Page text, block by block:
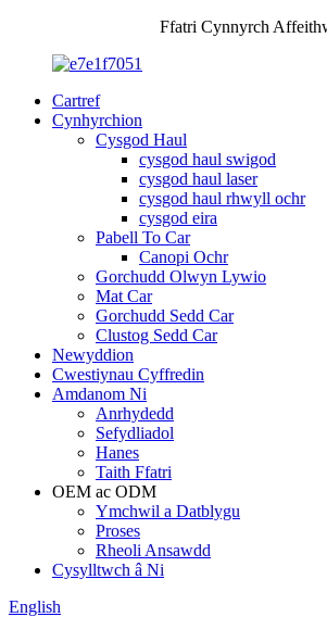
Ffatri Cynnyrch
Cartref
Cynhyrchion
Cysgod Haul
cysgod haul swigod
cysgod haul laser
cysgod haul rhwyll ochr
cysgod eira
Pabell To Car
Canopi Ochr
Gorchudd Olwyn Lywio
Mat Car
Gorchudd Sedd Car
Clustog Sedd Car
Newyddion
Cwestiynau Cyffredin
Amdanom Ni
Anrhydedd
Sefydliadol
Hanes
Taith Ffatri
OEM ac ODM
Ymchwil a Datblygu
Proses
Rheoli Ansawdd
Cysylltwch â Ni
English